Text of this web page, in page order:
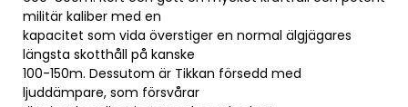
militär kaliber med en
kapacitet som vida överstiger en normal älgjägares
längsta skotthåll på kanske
100-150m. Dessutom är Tikkan försedd med
ljuddämpare, som försvårar